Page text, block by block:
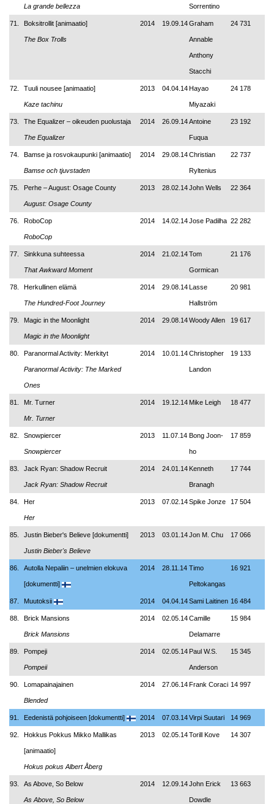
La grande bellezza Sorrentino
71. Boksitrollit [animaatio]
The Box Trolls
2014 19.09.14Graham
Annable
Anthony
Stacchi
24 731
72. Tuuli nousee [animaatio]
Kaze tachinu
2013 04.04.14Hayao
Miyazaki
24 178
73. The Equalizer – oikeuden puolustaja
The Equalizer
2014 26.09.14Antoine
Fuqua
23 192
74. Bamse ja rosvokaupunki [animaatio]
Bamse och tjuvstaden
2014 29.08.14Christian
Ryltenius
22 737
75. Perhe – August: Osage County
August: Osage County
2013 28.02.14John Wells 22 364
76. RoboCop
RoboCop
2014 14.02.14Jose Padilha 22 282
77. Sinkkuna suhteessa
That Awkward Moment
2014 21.02.14Tom
Gormican
21 176
78. Herkullinen elämä
The Hundred-Foot Journey
2014 29.08.14Lasse
Hallström
20 981
79. Magic in the Moonlight
Magic in the Moonlight
2014 29.08.14Woody Allen 19 617
80. Paranormal Activity: Merkityt
Paranormal Activity: The Marked
Ones
2014 10.01.14Christopher
Landon
19 133
81. Mr. Turner
Mr. Turner
2014 19.12.14 Mike Leigh 18 477
82. Snowpiercer
Snowpiercer
2013 11.07.14 Bong Joon-
ho
17 859
83. Jack Ryan: Shadow Recruit
Jack Ryan: Shadow Recruit
2014 24.01.14 Kenneth
Branagh
17 744
84. Her
Her
2013 07.02.14Spike Jonze 17 504
85. Justin Bieber's Believe [dokumentti]
Justin Bieber's Believe
2013 03.01.14Jon M. Chu 17 066
86. Autolla Nepaliin – unelmien elokuva
[dokumentti]
2014 28.11.14 Timo
Peltokangas
16 921
87. Muutoksii 2014 04.04.14Sami Laitinen 16 484
88. Brick Mansions
Brick Mansions
2014 02.05.14Camille
Delamarre
15 984
89. Pompeji
Pompeii
2014 02.05.14 Paul W.S.
Anderson
15 345
90. Lomapainajainen
Blended
2014 27.06.14Frank Coraci 14 997
91. Eedenistä pohjoiseen [dokumentti] 2014 07.03.14Virpi Suutari 14 969
92. Hokkus Pokkus Mikko Mallikas
[animaatio]
Hokus pokus Albert Åberg
2013 02.05.14Torill Kove 14 307
93. As Above, So Below
As Above, So Below
2014 12.09.14John Erick
Dowdle
13 663